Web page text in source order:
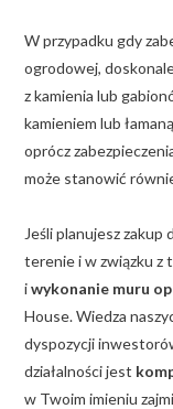
W przypadku gdy
ogrodowej,
z kamienia lub
kamieniem lub
oprócz
może stanowić
Jeśli planujesz zakup
terenie i w związku z
iwykonanie muru
House. Wiedza
dyspozycji
działalności jest
w Twoim imieniu